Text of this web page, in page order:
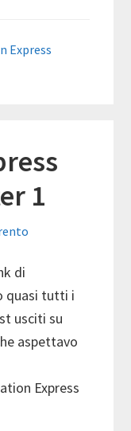
Express
1
di
quasi tutti i
usciti su
aspettavo
Express